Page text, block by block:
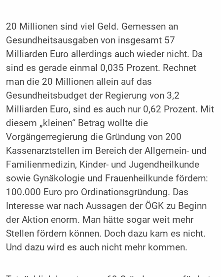
20 Millionen sind viel Geld. Gemessen an
Gesundheitsausgaben von insgesamt 57
Milliarden Euro allerdings auch wieder nicht. Da
sind es gerade einmal 0,035 Prozent. Rechnet
man die 20 Millionen allein auf das
Gesundheitsbudget der Regierung von 3,2
Milliarden Euro, sind es auch nur 0,62 Prozent. Mit
diesem „kleinen“ Betrag wollte die
Vorgängerregierung die Gründung von 200
Kassenarztstellen im Bereich der Allgemein- und
Familienmedizin, Kinder- und Jugendheilkunde
sowie Gynäkologie und Frauenheilkunde fördern:
100.000 Euro pro Ordinationsgründung. Das
Interesse war nach Aussagen der ÖGK zu Beginn
der Aktion enorm. Man hätte sogar weit mehr
Stellen fördern können. Doch dazu kam es nicht.
Und dazu wird es auch nicht mehr kommen.